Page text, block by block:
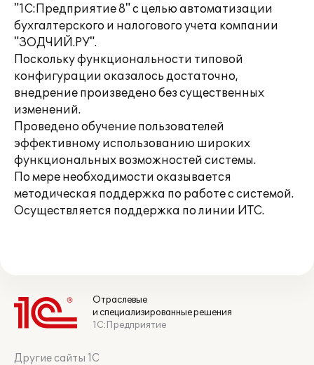
"1С:Предприятие 8" с целью автоматизации
бухгалтерского и налогового учета компании
"ЗОДЧИЙ.РУ".
Поскольку функциональности типовой
конфигурации оказалось достаточно,
внедрение произведено без существенных
изменений.
Проведено обучение пользователей
эффективному использованию широких
функциональных возможностей системы.
По мере необходимости оказывается
методическая поддержка по работе с системой.
Осуществляется поддержка по линии ИТС.
Отраслевые
и специализированные решения
1С:Предприятие
Другие сайты 1С